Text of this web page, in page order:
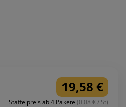
19,58 €
Staffelpreis ab 4 Pakete (0.08 € / St)